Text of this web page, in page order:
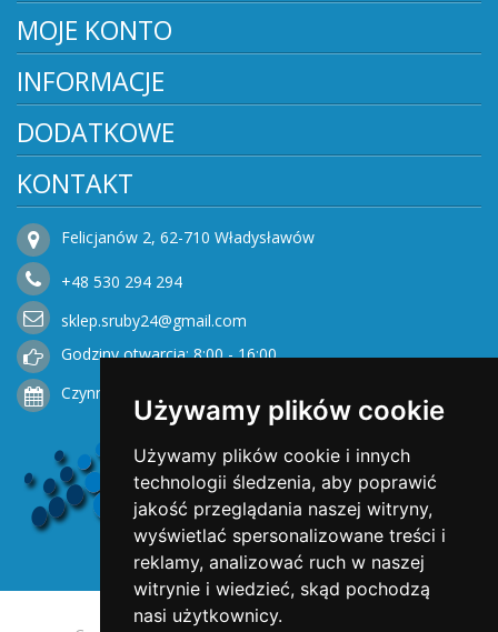
Używamy plików cookie
Używamy plików cookie i innych
technologii śledzenia, aby poprawić
jakość przeglądania naszej witryny,
wyświetlać spersonalizowane treści i
reklamy, analizować ruch w naszej
witrynie i wiedzieć, skąd pochodzą
nasi użytkownicy.
MOJE KONTO
INFORMACJE
DODATKOWE
KONTAKT
Felicjanów 2, 62-710 Władysławów
+48 530 294 294
sklep.sruby24@gmail.com
Godziny otwarcia: 8:00 - 16:00
Czynne od Poniedziałku do Piątku